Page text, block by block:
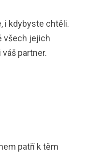
i kdybyste chtěli.
všech jejich
partner.
patří k těm